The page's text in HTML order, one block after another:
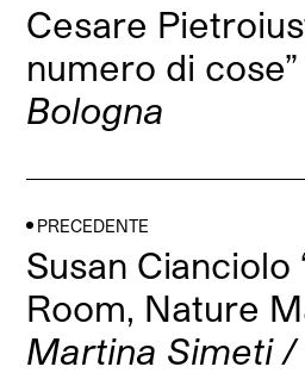
Cesare
numero di cose”
Bologna
PRECEDENTE
Susan Cianciolo
Room, Nature
Martina Simeti /